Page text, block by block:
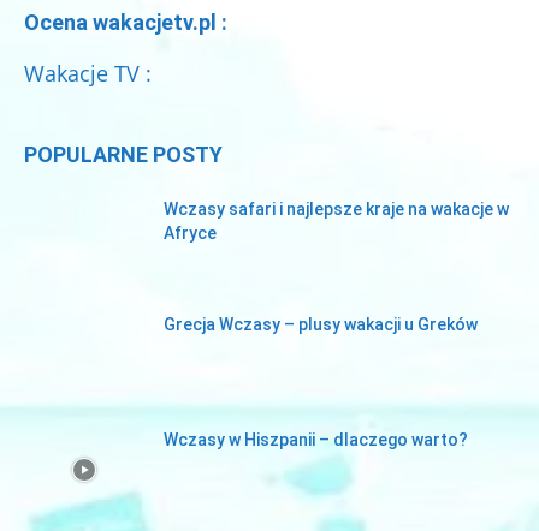
Ocena wakacjetv.pl :
Wakacje TV :
POPULARNE POSTY
Wczasy safari i najlepsze kraje na wakacje w
Afryce
Grecja Wczasy – plusy wakacji u Greków
Wczasy w Hiszpanii – dlaczego warto?